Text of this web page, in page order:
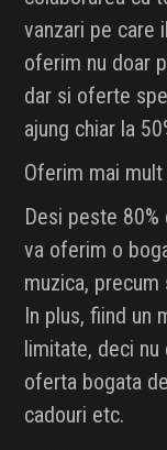
vanzari pe care
oferim nu doar
dar si oferte
ajung chiar la
Oferim mai
Desi peste
va oferim o
muzica,
In plus, fiind un
limitate, deci
oferta bogata
cadouri etc.